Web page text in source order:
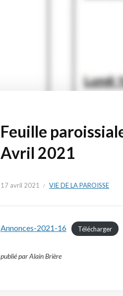
Feuille
Avril 2021
17 avril 2021 VIE DE LA PAROISSE
Annonces-2021-16 Télécharger
publié par Alain Brière